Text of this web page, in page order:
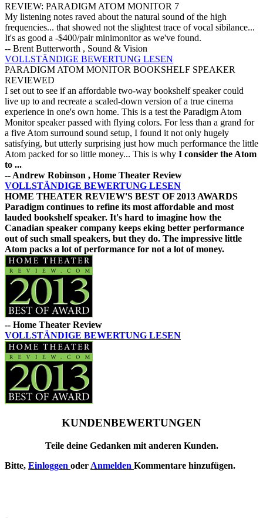
REVIEW: PARADIGM ATOM MONITOR 7
My listening notes raved about the natural sound of the high
frequencies... that showed not the slightest trace of vocal sibilance...
It's as good a -$400/pair minimonitor as we've found.
-- Brent Butterworth , Sound & Vision
VOLLSTÄNDIGE BEWERTUNG LESEN
PARADIGM ATOM MONITOR BOOKSHELF SPEAKER
REVIEWED
I set out to see if an affordable two-way bookshelf speaker could
live up to and recreate a scaled-down version of a true cinema
experience in one's own home. This is a test the Paradigm Atom
Monitor speaker passed with flying colors. For less than a grand for
a five Atom surround sound setup, I found it not only hugely
satisfying, but utterly surprising just how much performance the little
Atom packed for so little money... This is why I consider the Atom
to ...
-- Andrew Robinson , Home Theater Review
VOLLSTÄNDIGE BEWERTUNG LESEN
HOME THEATER REVIEW'S BEST OF 2013 AWARDS
Paradigm continues to refine its most affordable and most
lauded bookshelf speaker. It's hard to imagine how the
Canadian speaker company keeps eking better performance
out of such small speakers, but they do. The impressive little
Atom packs a lot of performance for not a lot of money.
-- Home Theater Review
VOLLSTÄNDIGE BEWERTUNG LESEN
KUNDENBEWERTUNGEN
Teile deine Gedanken mit anderen Kunden.
Bitte, Einloggen oder Anmelden Kommentare hinzufügen.